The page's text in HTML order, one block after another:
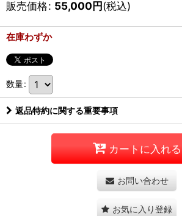
販売価格: 55,000円(税込)
在庫わずか
数量:
返品特約に関する重要事項
カートに入れる
お問い合わせ
お気に入り登録